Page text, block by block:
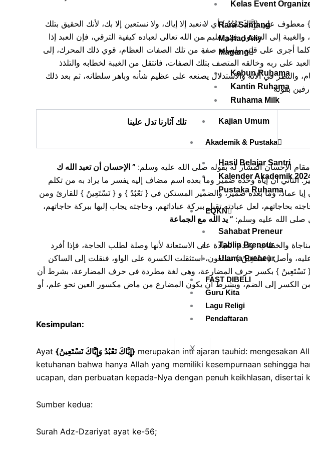
Kelas Event
Rara Santang
Ma’had Aliy
Magang
Kebun Ruhama
Kantin Ruhama
Ruhama Milk
Kajian Umum
Akademik & Pustaka
Hasil Belajar Santri
Kalender Akademik
Pustaka Ruhama
EQKN
Sahabat Preneur
Tabiin Preneur
Ulama Preneur
FAST DIBELI
Guru Kita
Lagu Religi
Pendaftaran
X
إلى الحضور، فهو تعليم من الله تعالى لعباده كيفية الترقي، فإن العبد إذا
أجرى على قلبه ولسانه صفة من تلك الصفات العظام، قوي ذلك المحرك، إلى
على ربه وخالقه المتصف بتلك الصفات، فانتقل من الغيبة لخطابه والتلذذ
والنظر في آلائه والاستدلال يصنعه على عظيم شأنه وباهر سلطانه، ثم بعد ذلك
تلك آثارنا تدل علينا
الإحسان المشار له بقوله صلى الله عليه وسلم: ” الإحسان أن تعبد الله ك
الثاني أن إياه وحده ضمير وما بعده اسم مضاف إليه يفسر ما يراد به من تكلم
عماد، وما بعده ضمير، والضمير المستكن في { نَعْبُدُ } و { نَسْتَعِينُ } للقارئ ومن
لعل عبادته تقبل ببركة عباداتهم، وحاجته يجاب إليها ببركة حاجاتهم،
” يد الله مع الجماعة
والخطاب، وقدم العبادة على الاستعانة لأنها وصلة لطلب الحاجة، فإذا أفرد
وأصل { نَسْتَعِينُ } نستعون، استثقلت الكسرة على الواو، فنقلت إلى الساكن
{ نَسْتَعِينُ } بكسر حرف المضارعة، وهي لغة مطردة في حرف المضارعة، بشرط أن
الكسر إلى الضم، وبشرط أن يكون المضارع من ماض مكسور العين نحو علم، أو
Kesimpulan:
Ayat {إِيَّاكَ نَعْبُدُ وَإِيَّاكَ نَسْتَعِينُ} merupakan inti ajaran tauhid: mengesakan
ketuhanan bahwa hanya Allah yang memiliki kesempurnaan sehingga
ucapan, dan perbuatan kepada-Nya dengan penuh keikhlasan,
Sumber kedua:
Surah Adz-Dzariyat ayat ke-56;